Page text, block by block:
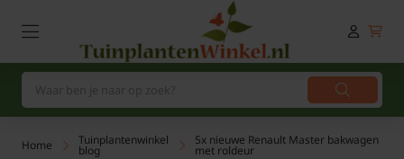
Home Tuinplantenwinkel
blog
5x nieuwe Renault Master bakwagen
met roldeur